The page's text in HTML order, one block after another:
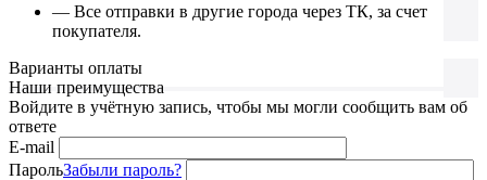
— Все отправки в другие города через ТК, за счет
покупателя.
Варианты оплаты
Наши преимущества
Войдите в учётную запись, чтобы мы могли сообщить вам об
ответе
E-mail
ПарольЗабыли пароль?